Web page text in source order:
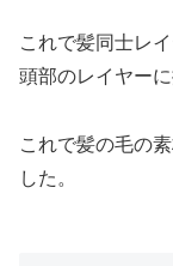
これで髪同士レ
頭部のレイヤー
これで髪の毛の
した。